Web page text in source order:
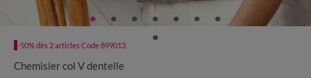
-50% dès 2 articles Code 899013
Chemisier col V dentelle